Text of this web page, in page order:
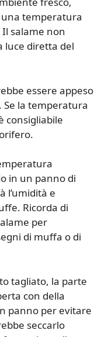
temperatura
salame non
luce diretta del
essere appeso
Se la temperatura
consigliabile
in un panno di
l’umidità e
Ricorda di
per
di muffa o di
tagliato, la parte
con della
panno per evitare
seccarlo